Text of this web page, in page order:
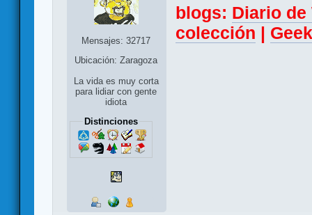
Mensajes: 32717
Ubicación: Zaragoza
La vida es muy corta
para lidiar con gente
idiota
Distinciones
blogs: Diario
colección |